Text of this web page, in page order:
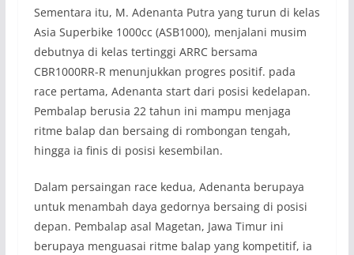
Sementara itu, M. Adenanta Putra yang turun di kelas
Asia Superbike 1000cc (ASB1000), menjalani musim
debutnya di kelas tertinggi ARRC bersama
CBR1000RR-R menunjukkan progres positif. pada
race pertama, Adenanta start dari posisi kedelapan.
Pembalap berusia 22 tahun ini mampu menjaga
ritme balap dan bersaing di rombongan tengah,
hingga ia finis di posisi kesembilan.
Dalam persaingan race kedua, Adenanta berupaya
untuk menambah daya gedornya bersaing di posisi
depan. Pembalap asal Magetan, Jawa Timur ini
berupaya menguasai ritme balap yang kompetitif, ia